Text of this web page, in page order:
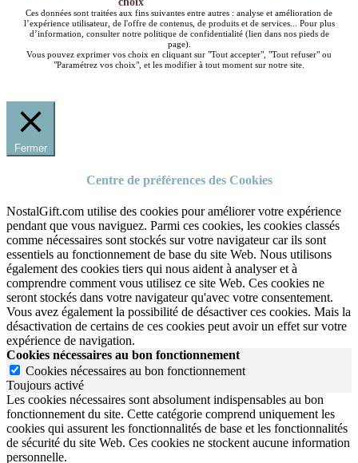
Ces données sont traitées aux fins suivantes entre autres : analyse et amélioration de
l’expérience utilisateur, de l'offre de contenus, de produits et de services... Pour plus
d’information, consulter notre politique de confidentialité (lien dans nos pieds de
page).
Vous pouvez exprimer vos choix en cliquant sur "Tout accepter", "Tout refuser" ou
"Paramétrez vos choix", et les modifier à tout moment sur notre site.
Fermer
Centre de préférences des Cookies
NostalGift.com utilise des cookies pour améliorer votre expérience
pendant que vous naviguez. Parmi ces cookies, les cookies classés
comme nécessaires sont stockés sur votre navigateur car ils sont
essentiels au fonctionnement de base du site Web. Nous utilisons
également des cookies tiers qui nous aident à analyser et à
comprendre comment vous utilisez ce site Web. Ces cookies ne
seront stockés dans votre navigateur qu'avec votre consentement.
Vous avez également la possibilité de désactiver ces cookies. Mais la
désactivation de certains de ces cookies peut avoir un effet sur votre
expérience de navigation.
Cookies nécessaires au bon fonctionnement
Cookies nécessaires au bon fonctionnement
Toujours activé
Les cookies nécessaires sont absolument indispensables au bon
fonctionnement du site. Cette catégorie comprend uniquement les
cookies qui assurent les fonctionnalités de base et les fonctionnalités
de sécurité du site Web. Ces cookies ne stockent aucune information
personnelle.